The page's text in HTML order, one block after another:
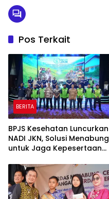
Pos Terkait
BERITA
BPJS Kesehatan Luncurkan
NADI JKN, Solusi Menabung
untuk Jaga Kepesertaan